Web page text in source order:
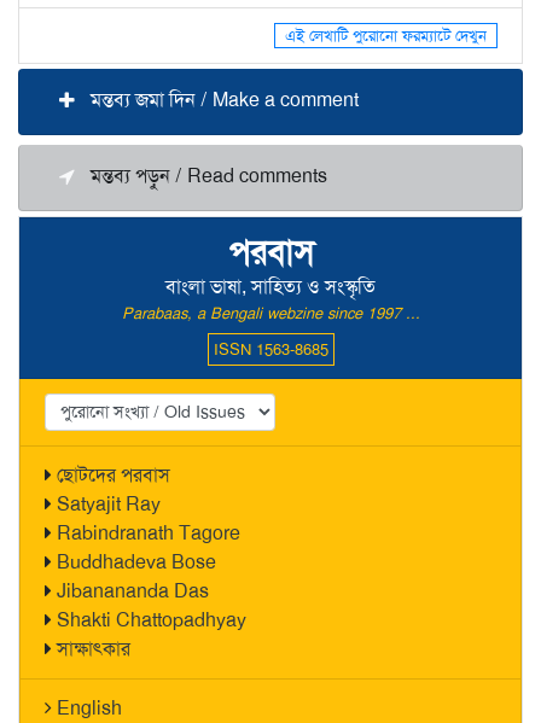
পরবাস
বাংলা ভাষা, সাহিত্য ও সংস্কৃতি
Parabaas, a Bengali webzine since 1997 ...
ISSN 1563-8685
ছোটদের পরবাস
Satyajit Ray
Rabindranath Tagore
Buddhadeva Bose
Jibanananda Das
Shakti Chattopadhyay
সাক্ষাৎকার
English
এই লেখাটি পুরোনো ফরম্যাটে দেখুন
মন্তব্য জমা দিন / Make a comment
মন্তব্য পড়ুন / Read comments